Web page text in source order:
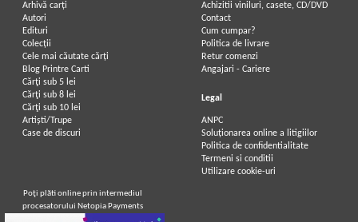
Arhivă carți
Autori
Edituri
Colecții
Cele mai căutate cărți
Blog Printre Carti
Cărţi sub 5 lei
Cărţi sub 8 lei
Cărţi sub 10 lei
Artiști/Trupe
Case de discuri
Achizitii viniluri, casete, CD/DVD
Contact
Cum cumpar?
Politica de livrare
Retur comenzi
Angajari - Cariere
Legal
ANPC
Soluționarea online a litigiilor
Politica de confidentialitate
Termeni si conditii
Utilizare cookie-uri
Poţi plăti online prin intermediul
procesatorului Netopia Payments